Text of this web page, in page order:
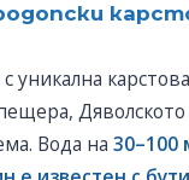
уникална
Вода на 30–100